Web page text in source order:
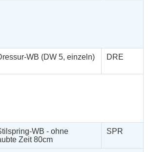
WB (DW 5, einzeln) DRE
WB - ohne
Zeit 80cm
SPR